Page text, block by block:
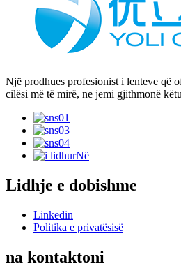
Një prodhues profesionist i lenteve që
cilësi më të mirë, ne jemi gjithmonë
Lidhje e dobishme
Linkedin
Politika e privatësisë
na kontaktoni